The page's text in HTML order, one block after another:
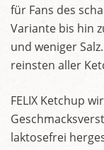
für Fans des
Variante bis hin
und weniger
reinsten aller
FELIX Ketchup
laktosefrei